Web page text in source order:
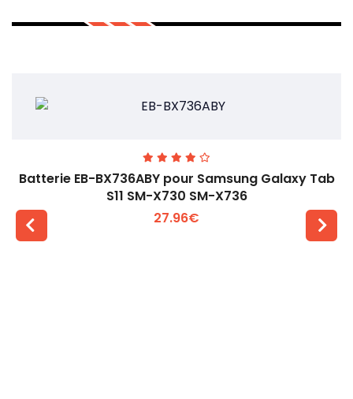
Batterie EB-BX736ABY pour Samsung Galaxy Tab
S11 SM-X730 SM-X736
27.96€